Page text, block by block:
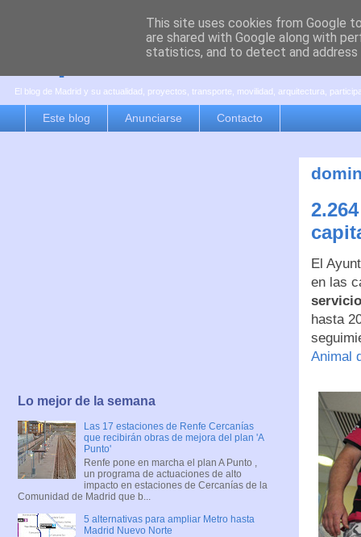
es por madrid
El blog de Madrid y su actualidad, proyectos, transporte, movilidad, arquitectura,
Este blog Anunciarse Contacto
El
en las
hasta
Animal
Lo mejor de la semana
Las 17 estaciones de Renfe Cercanías
que recibirán obras de mejora del plan 'A
Punto'
Renfe pone en marcha el plan A Punto ,
un programa de actuaciones de alto
impacto en estaciones de Cercanías de la
Comunidad de Madrid que b...
5 alternativas para ampliar Metro hasta
Madrid Nuevo Norte
This site uses cookies from Google
are shared with Google along with
statistics, and to detect and address